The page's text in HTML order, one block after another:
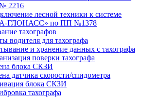
2216
лесной техники к системе
ГЛОНАСС» по ПП №1378
тахографов
водителя для тахографа
и хранение данных с тахографа
поверки тахографа
блока СКЗИ
датчика скорости/спидометра
блока СКЗИ
тахографа